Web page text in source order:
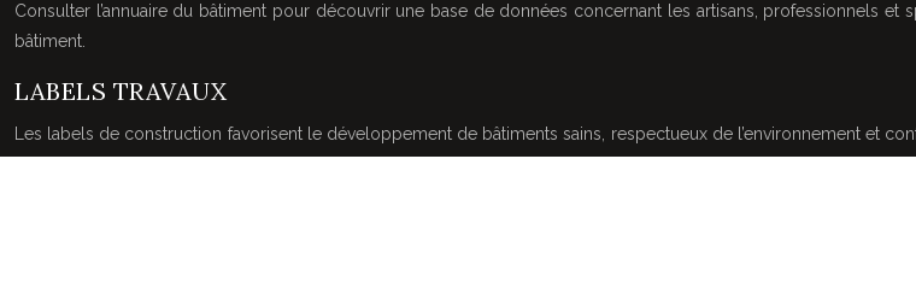
Consulter l’annuaire du bâtiment pour découvrir une base de données concernant les artisans, professionnels
bâtiment.
LABELS TRAVAUX
Les labels de construction favorisent le développement de bâtiments sains, respectueux de l’environnement et